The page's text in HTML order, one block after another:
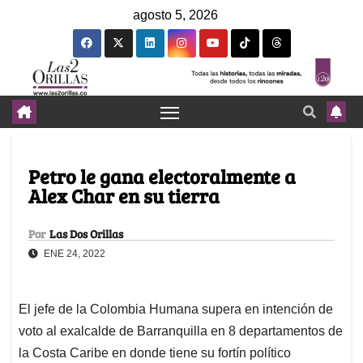
agosto 5, 2026
Petro le gana electoralmente a
Alex Char en su tierra
Por Las Dos Orillas
ENE 24, 2022
El jefe de la Colombia Humana supera en intención de
voto al exalcalde de Barranquilla en 8 departamentos de
la Costa Caribe en donde tiene su fortín político